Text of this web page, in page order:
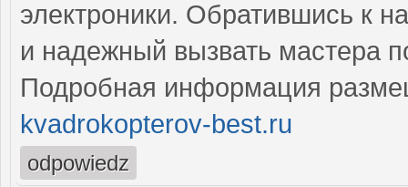
электроники. Обратившись к
и надежный вызвать мастера
Подробная информация
kvadrokopterov-best.ru
odpowiedz